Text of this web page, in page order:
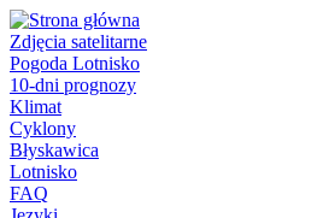
Zdjęcia satelitarne
Pogoda Lotnisko
10-dni prognozy
Klimat
Cyklony
Błyskawica
Lotnisko
FAQ